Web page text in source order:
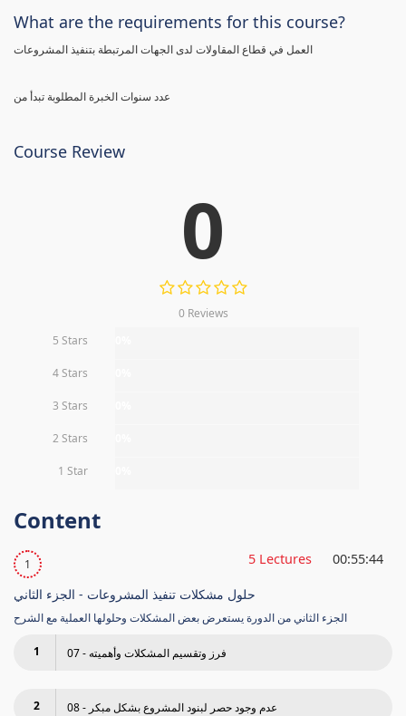
What are the requirements for this course?
عدد سنوات الخبرة المطلوبة تبدأ من
Course Review
0
0 Reviews
5 Stars
4 Stars
3 Stars
2 Stars
1 Star
Content
1 5 Lectures 00:55:44
حلول مشكلات تنفيذ المشروعات - الجزء الثاني
الجزء الثاني من الدورة يستعرض بعض المشكلات وحلولها العملية مع الشرح
1 07 - فرز وتقسيم المشكلات وأهميته
2 08 - عدم وجود حصر لبنود المشروع بشكل مبكر